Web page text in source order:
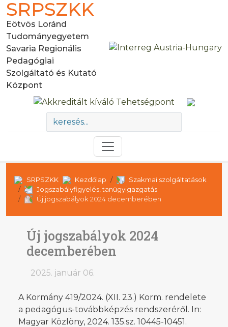
SRPSZKK
Eötvös Loránd
Tudományegyetem
Savaria Regionális
Pedagógiai
Szolgáltató és Kutató
Központ
SRPSZKK Kezdőlap
Szakmai szolgáltatások
Jogszabályfigyelés, tanügyigazgatás
Új jogszabályok 2024 decemberében
Új jogszabályok 2024
decemberében
2025. január 06.
A Kormány 419/2024. (XII. 23.) Korm. rendelete
a pedagógus-továbbképzés rendszeréről. In:
Magyar Közlöny, 2024. 135.sz. 10445-10451.